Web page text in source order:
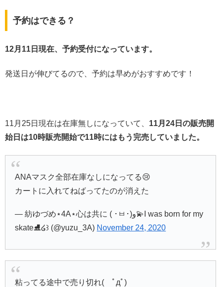
予約はできる？
12月11日現在、予約受付になっています。
発送日が伸びてるので、予約は早めがおすすめです！
11月25日現在は在庫無しになっていて、 11月24日の販売開
始日は10時販売開始で11時にはもう完売していました。
ANAマスク全部在庫なしになってる😢
カートに入れてねばってたのが消えた
— 紡ゆづめ⋆4A⋆心は共に ( ･ㅂ･)و💫I was born for my
skate⛸️໒꒱ (@yuzu_3A) November 24, 2020
粘ってる途中で売り切れ( ﾟдﾟ)